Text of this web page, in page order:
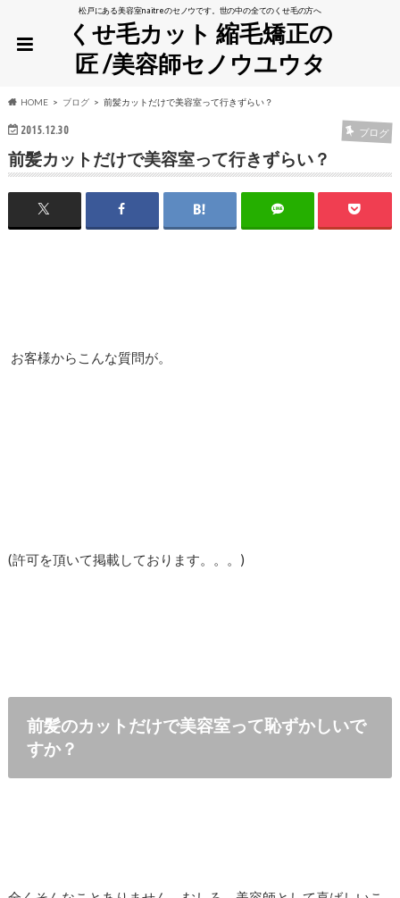
松戸にある美容室naitreのセノウです。世の中の全てのくせ毛の方へ
くせ毛カット 縮毛矯正の
匠 /美容師セノウユウタ
HOME ブログ 前髪カットだけで美容室って行きずらい？
2015.12.30 ブログ
前髪カットだけで美容室って行きずらい？
お客様からこんな質問が。
(許可を頂いて掲載しております。。。)
前髪のカットだけで美容室って恥ずかしいで
すか？